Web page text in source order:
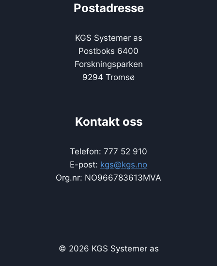
Postadresse
KGS Systemer as
Postboks 6400
Forskningsparken
9294 Tromsø
Kontakt oss
Telefon: 777 52 910
E-post: kgs@kgs.no
Org.nr: NO966783613MVA
© 2026 KGS Systemer as